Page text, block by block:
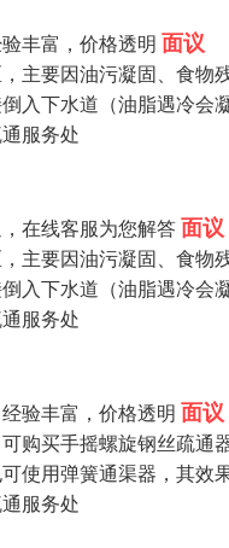
丰富，价格透明 面议
主要因油污凝固、食
入下水道（油脂遇冷
服务处
在线客服为您解答面议
主要因油污凝固、食
入下水道（油脂遇冷
服务处
验丰富，价格透明 面议
购买手摇螺旋钢丝疏
使用弹簧通渠器，其
服务处